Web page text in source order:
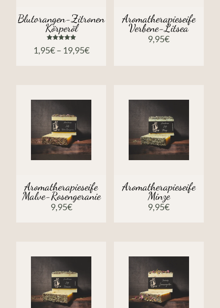
Blutorangen-Zitronen
Körperöl
mit
1,95€– 19,95€
Aromatherapieseife
Verbene-Litsea
9,95€
Aromatherapieseife
Malve-Rosengeranie
9,95€
Aromatherapieseife
Minze
9,95€